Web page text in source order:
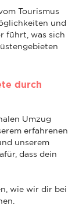
Tourismus
und
führt, was sich
durch
Umzug
erfahrenen
unserem
dass dein
wie wir dir bei